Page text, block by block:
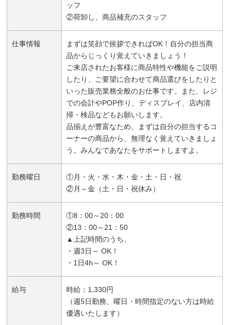
ッフ
②荷卸し、商品補充のスタッフ
仕事情報
まずは笑顔で挨拶できればOK！自分の担当商
品からじっくり覚えていきましょう！
ご来店されたお客様に商品特性や機能をご説明
したり、ご要望に合わせて商品選びをしたりと
いった販売業務全般のお仕事です。また、レジ
での会計やPOP作り、ディスプレイ、店内清
掃・検品などもお願いします。
品揃えが豊富なため、まずは自分の担当するコ
ーナーの商品から、無理なく覚えていきましょ
う。みんなであなたをサポートしますよ。
勤務曜日
①月・火・水・木・金・土・日・祝
②月～金（土・日・祝休み）
勤務時間
①8：00～20：00
②13：00～21：50
▲上記時間のうち、
・週3日～ OK！
・1日4h～ OK！
給与
時給：1,330円
（週5日勤務、曜日・時間指定のない方は時給
優遇いたします）